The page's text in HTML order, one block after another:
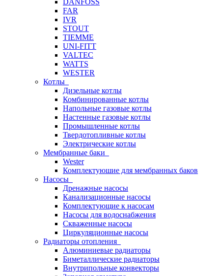
DANFOSS
FAR
IVR
STOUT
TIEMME
UNI-FITT
VALTEC
WATTS
WESTER
Котлы
Дизельные котлы
Комбинированные котлы
Напольные газовые котлы
Настенные газовые котлы
Промышленные котлы
Твердотопливные котлы
Электрические котлы
Мембранные баки
Wester
Комплектуюшие для мембранных баков
Насосы
Дренажные насосы
Канализационные насосы
Комплектующие к насосам
Насосы для водоснабжения
Скваженные насосы
Циркуляционные насосы
Радиаторы отопления
Алюминиевые радиаторы
Биметаллические радиаторы
Внутрипольные конвекторы